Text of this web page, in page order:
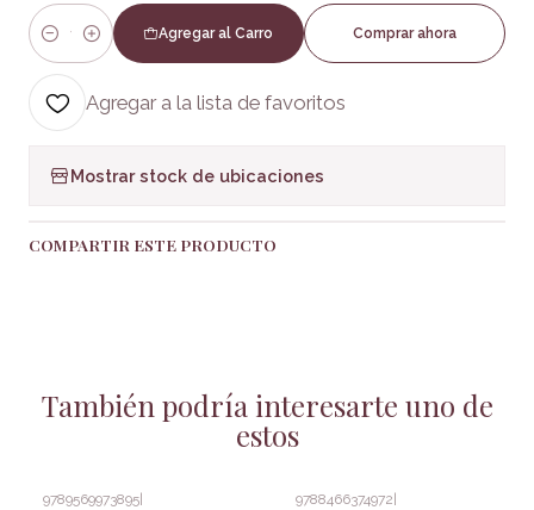
Cantidad
Agregar al Carro Comprar ahora
Agregar a la lista de favoritos
Mostrar stock de ubicaciones
COMPARTIR ESTE PRODUCTO
También podría interesarte uno de
estos
9789569973895 9788466374972